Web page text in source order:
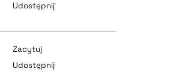
pobierz cytat
pobierz cytat
Udostępnij
Zacytuj
Udostępnij